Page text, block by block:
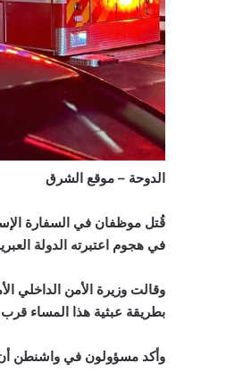
الدوحة – موقع الشرق
قُتل موظفان في السفارة
في هجوم اعتبرته الدولة
وقالت وزيرة الأمن الداخلي
بطريقة عبثية هذا المساء
وأكد مسؤولون في واشنطن أن